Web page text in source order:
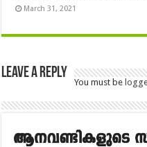
March 31, 2021
Leave a Reply
You must be